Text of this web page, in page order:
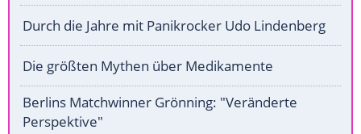
Durch die Jahre mit Panikrocker Udo Lindenberg
Die größten Mythen über Medikamente
Berlins Matchwinner Grönning: "Veränderte
Perspektive"